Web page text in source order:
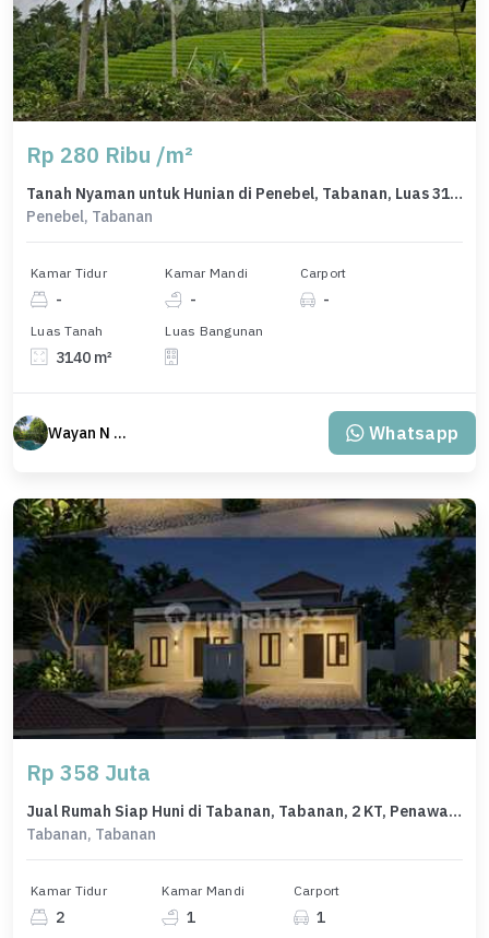
Rp 280 Ribu /m²
Tanah Nyaman untuk Hunian di Penebel, Tabanan, Luas 3140m²
Penebel, Tabanan
Kamar Tidur
-
Kamar Mandi
-
Carport
-
Luas Tanah
3140 m²
Luas Bangunan
Wayan N Bali Whatsapp
Rp 358 Juta
Jual Rumah Siap Huni di Tabanan, Tabanan, 2 KT, Penawaran Terbaik
Tabanan, Tabanan
Kamar Tidur
2
Kamar Mandi
1
Carport
1